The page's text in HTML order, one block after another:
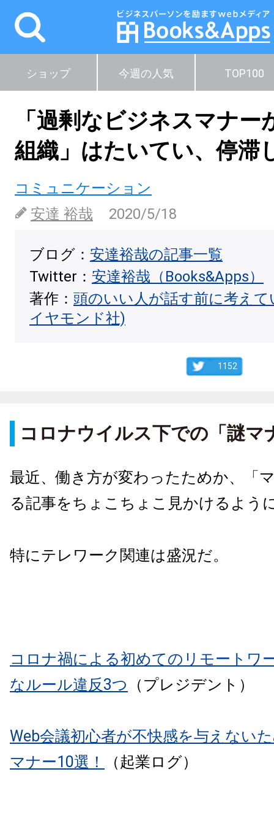
ショップ 今週の人気 TOP100
「過剰なビジネスマナー
組織」はたいてい、停滞
コミュニケーション
安達 裕哉
2020/5/18
ブログ： 安達裕哉の記事一覧
Twitter： 安達裕哉（Books&Apps）
著作： 頭のいい人が話す前に考え
イヤモンド社)
1152
コロナウイルス下での「謎マ
最近、働き方が変わったためか、「
る記事をちょこちょこ見かけるよう
特にテレワーク関連は盛況だ。
コロナ禍による初めてのリモートワ
なルール違反3つ
（プレジデント）
Web会議初心者が不快感を与えない
マナー10選！
（起業ログ）